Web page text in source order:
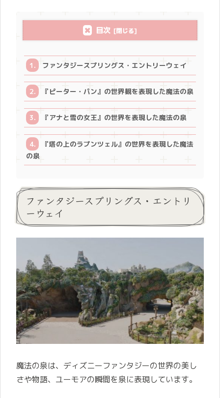
目次
ファンタジースプリングス・エントリーウェイ
『ピーター・パン』の世界観を表現した魔法の泉
『アナと雪の女王』の世界を表現した魔法の泉
『塔の上のラプンツェル』の世界を表現した魔法
の泉
ファンタジースプリングス・エントリ
ーウェイ
魔法の泉は、ディズニーファンタジーの世界の美し
さや物語、ユーモアの瞬間を泉に表現しています。